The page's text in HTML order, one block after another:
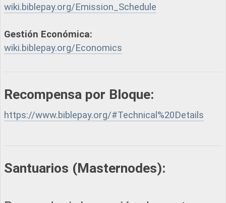
wiki.biblepay.org/Emission_Schedule
Gestión Económica:
wiki.biblepay.org/Economics
Recompensa por Bloque:
https://www.biblepay.org/#Technical%20Details
Santuarios (Masternodes):